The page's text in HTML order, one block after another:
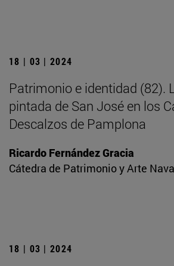
18 | 03 | 2024
Patrimonio e identidad (82).
pintada de San José en los
Descalzos de Pamplona
Ricardo Fernández Gracia
Cátedra de Patrimonio y Arte
18 | 03 | 2024